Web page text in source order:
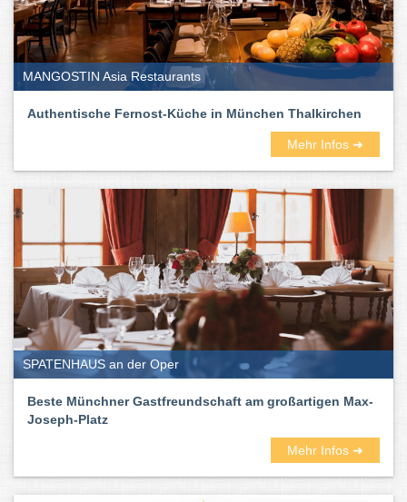
findet ihr hier:
MANGOSTIN Asia Restaurants
Authentische Fernost-Küche in München Thalkirchen
Mehr Infos ➜
SPATENHAUS an der Oper
Beste Münchner Gastfreundschaft am großartigen Max-
Joseph-Platz
Mehr Infos ➜